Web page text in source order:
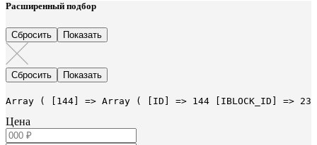
Расширенный подбор
Array ( [144] => Array ( [ID] => 144 [IBLOCK_ID] => 23
Цена